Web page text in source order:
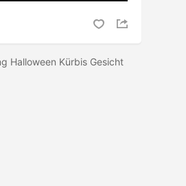
Halloween Kürbis Gesicht